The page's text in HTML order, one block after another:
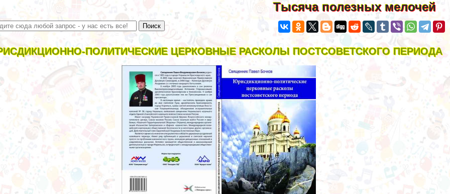
Тысяча полезных мелочей
ПОЛИТИЧЕСКИЕ ЦЕРКОВНЫЕ РАСКОЛЫ ПОСТСОВЕТСКОГО ПЕРИОДА